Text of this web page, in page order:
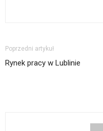
Poprzedni artykuł
Rynek pracy w Lublinie